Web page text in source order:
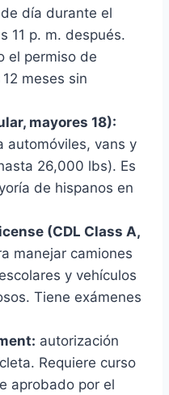
día durante el
11 p. m. después.
el permiso de
meses sin
mayores 18):
automóviles, vans y
26,000 lbs). Es
de hispanos en
(CDL Class A,
manejar camiones
y vehículos
Tiene exámenes
autorización
Requiere curso
aprobado por el